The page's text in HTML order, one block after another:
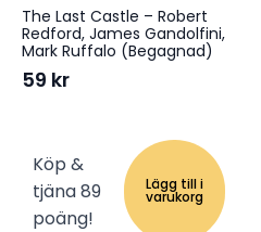
The Last Castle – Robert
Redford, James Gandolfini,
Mark Ruffalo (Begagnad)
59 kr
Köp &
tjäna 89
poäng!
Lägg till i
varukorg